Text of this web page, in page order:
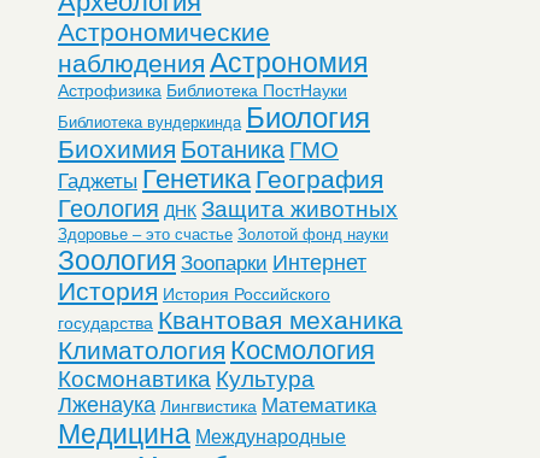
Астрономические
наблюдения Астрономия
Астрофизика Библиотека ПостНауки
Библиотека вундеркинда Биология
Биохимия Ботаника ГМО
Гаджеты Генетика География
Геология ДНК Защита животных
Здоровье – это счастье Золотой фонд науки
Зоология Зоопарки Интернет
История История Российского
государства Квантовая механика
Климатология Космология
Космонавтика Культура
Лженаука Лингвистика Математика
Медицина Международные